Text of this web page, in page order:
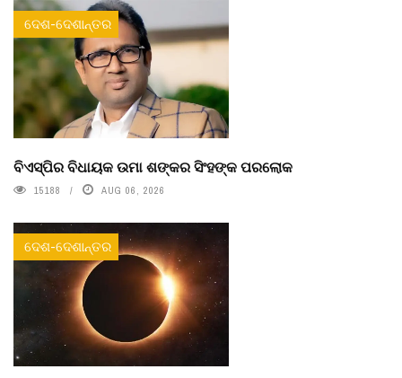
ଦେଶ-ଦେଶାନ୍ତର
ବିଏସ୍‌ପିର ବିଧାୟକ ଉମା ଶଙ୍କର ସିଂହଙ୍କ ପରଲୋକ
15188 AUG 06, 2026
ଦେଶ-ଦେଶାନ୍ତର